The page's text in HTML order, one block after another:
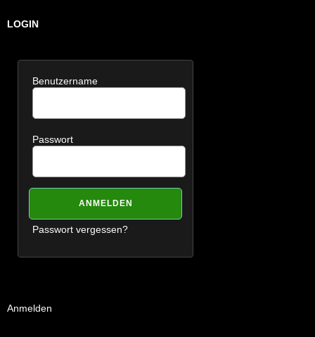
LOGIN
Benutzername
Passwort
Passwort vergessen?
Anmelden